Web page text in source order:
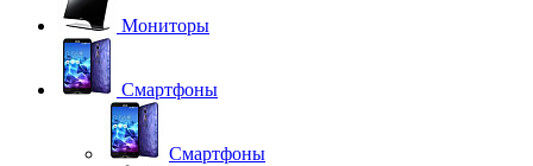
Мониторы
Смартфоны
Смартфоны